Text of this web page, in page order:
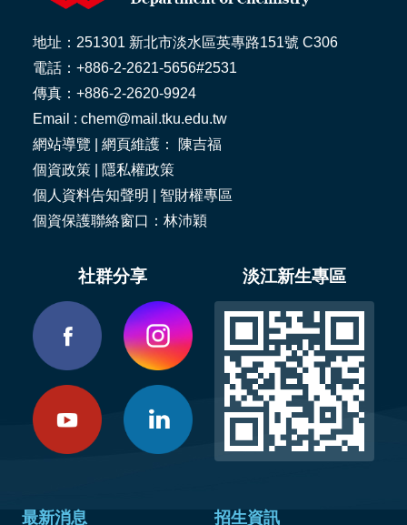
地址：251301 新北市淡水區英專路151號 C306
電話：+886-2-2621-5656#2531
傳真：+886-2-2620-9924
Email : chem@mail.tku.edu.tw
網站導覽 | 網頁維護： 陳吉福
個資政策
隱私權政策
個人資料告知聲明
智財權專區
個資保護聯絡窗口：林沛穎
社群分享 淡江新生專區
最新消息 招生資訊